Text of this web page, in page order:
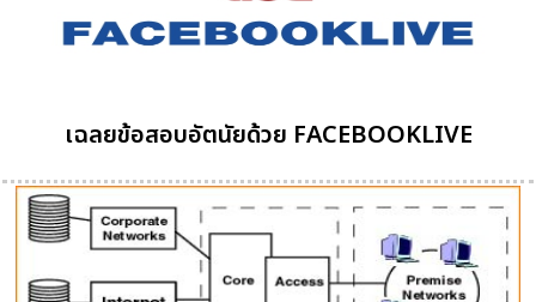
เฉลยข้อสอบอัตนัยด้วย FACEBOOKLIVE